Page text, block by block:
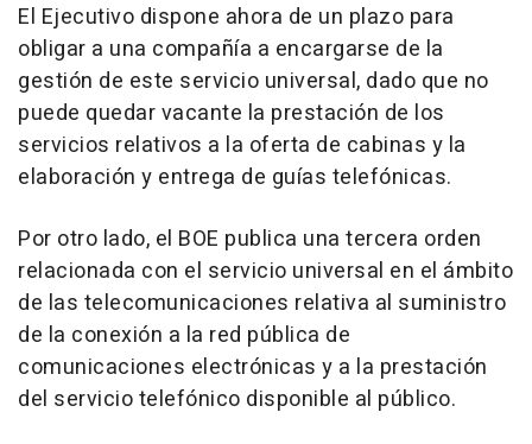
El Ejecutivo dispone ahora de un plazo para
obligar a una compañía a encargarse de la
gestión de este servicio universal, dado que no
puede quedar vacante la prestación de los
servicios relativos a la oferta de cabinas y la
elaboración y entrega de guías telefónicas.
Por otro lado, el BOE publica una tercera orden
relacionada con el servicio universal en el ámbito
de las telecomunicaciones relativa al suministro
de la conexión a la red pública de
comunicaciones electrónicas y a la prestación
del servicio telefónico disponible al público.